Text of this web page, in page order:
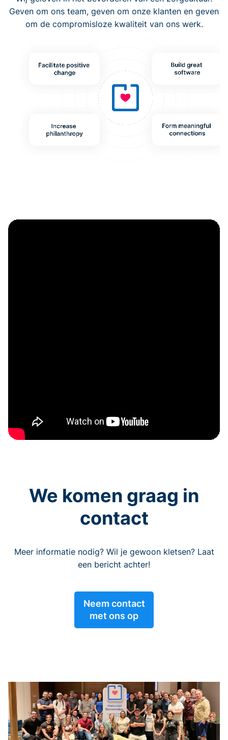
Geven om ons team, geven om onze klanten en geven
om de compromisloze kwaliteit van ons werk.
We komen graag in
contact
Meer informatie nodig? Wil je gewoon kletsen? Laat
een bericht achter!
Neem contact
met ons op